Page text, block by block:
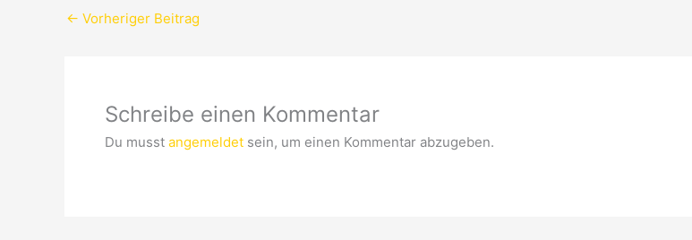
← Vorheriger Beitrag
Schreibe einen Kommentar
Du musst angemeldet sein, um einen Kommentar abzugeben.